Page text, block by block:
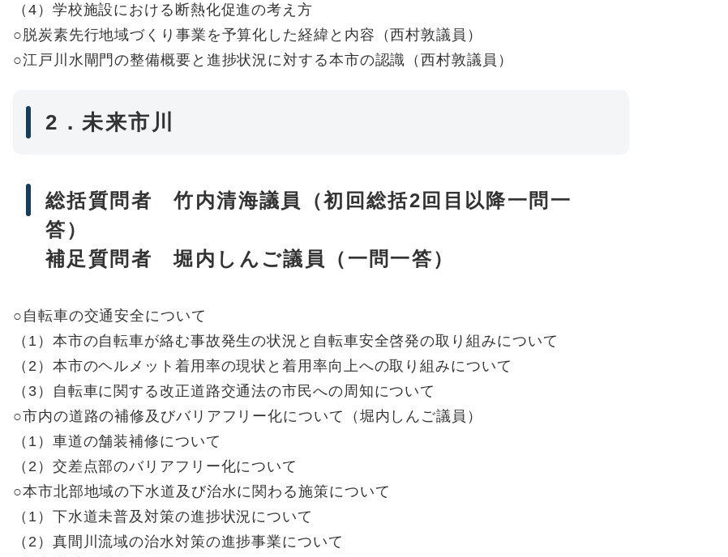
（4）学校施設における断熱化促進の考え方
○脱炭素先行地域づくり事業を予算化した経緯と内容（西村敦議員）
○江戸川水閘門の整備概要と進捗状況に対する本市の認識（西村敦議員）
2．未来市川
総括質問者 竹内清海議員（初回総括2回目以降一問一
答）
補足質問者 堀内しんご議員（一問一答）
○自転車の交通安全について
（1）本市の自転車が絡む事故発生の状況と自転車安全啓発の取り組みについて
（2）本市のヘルメット着用率の現状と着用率向上への取り組みについて
（3）自転車に関する改正道路交通法の市民への周知について
○市内の道路の補修及びバリアフリー化について（堀内しんご議員）
（1）車道の舗装補修について
（2）交差点部のバリアフリー化について
○本市北部地域の下水道及び治水に関わる施策について
（1）下水道未普及対策の進捗状況について
（2）真間川流域の治水対策の進捗事業について